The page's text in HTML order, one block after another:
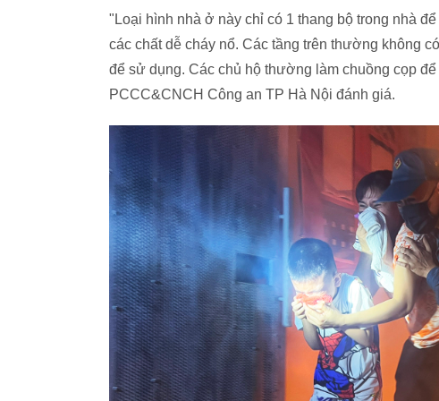
"Loại hình nhà ở này chỉ có 1 thang bộ trong nhà
các chất dễ cháy nổ. Các tầng trên thường không
để sử dụng. Các chủ hộ thường làm chuồng cọp
PCCC&CNCH Công an TP Hà Nội đánh giá.